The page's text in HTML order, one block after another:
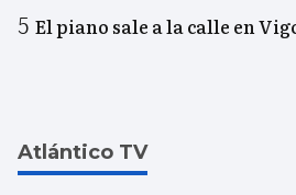
El piano sale a la calle en
Atlántico TV